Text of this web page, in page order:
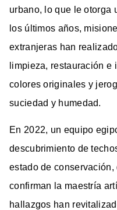
urbano, lo que le otorga
los últimos años,
extranjeras han
limpieza, restauración
colores originales y
suciedad y humedad.
En 2022, un equipo
descubrimiento de
estado de
confirman la maestría
hallazgos han